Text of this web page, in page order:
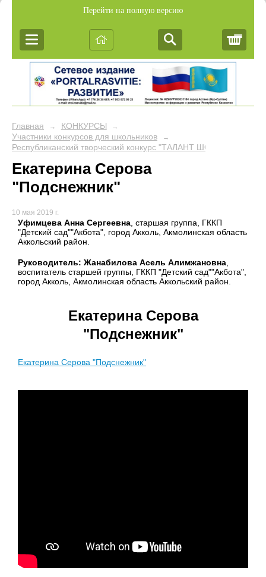
Перейти на полную версию
Главная → КОНКУРСЫ →
Участники конкурсов для школьников →
Республиканский творческий конкурс "ТАЛАНТ ШОУ"
Екатерина Серова
"Подснежник"
10 мая 2019 г.
Уфимцева Анна Сергеевна, старшая группа, ГККП
"Детский сад""Акбота", город Акколь, Акмолинская область
Аккольский район.
Руководитель: Жанабилова Асель Алимжановна
воспитатель старшей группы, ГККП "Детский сад""Акбота",
город Акколь, Акмолинская область Аккольский район.
Екатерина Серова
"Подснежник"
Екатерина Серова "Подснежник"